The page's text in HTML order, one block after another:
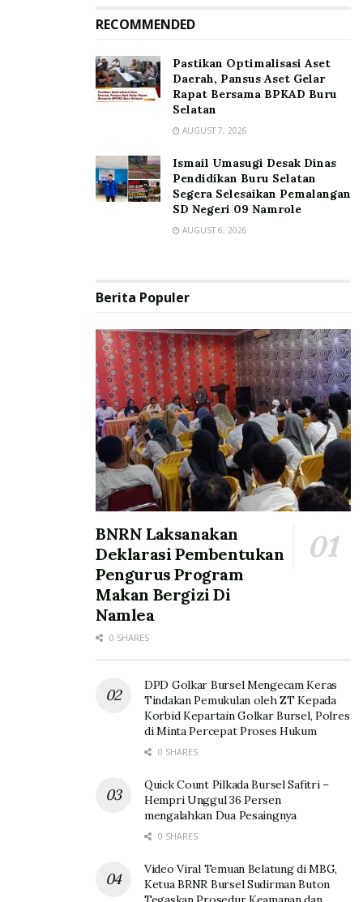
RECOMMENDED
Pastikan Optimalisasi Aset
Daerah, Pansus Aset Gelar
Rapat Bersama BPKAD Buru
Selatan
AUGUST 7, 2026
Ismail Umasugi Desak Dinas
Pendidikan Buru Selatan
Segera Selesaikan Pemalangan
SD Negeri 09 Namrole
AUGUST 6, 2026
Berita Populer
BNRN Laksanakan
Deklarasi Pembentukan
Pengurus Program
Makan Bergizi Di
Namlea
0 SHARES
DPD Golkar Bursel Mengecam Keras
Tindakan Pemukulan oleh ZT Kepada
Korbid Kepartain Golkar Bursel, Polres
di Minta Percepat Proses Hukum
0 SHARES
Quick Count Pilkada Bursel Safitri –
Hempri Unggul 36 Persen
mengalahkan Dua Pesaingnya
0 SHARES
Video Viral Temuan Belatung di MBG,
Ketua BRNR Bursel Sudirman Buton